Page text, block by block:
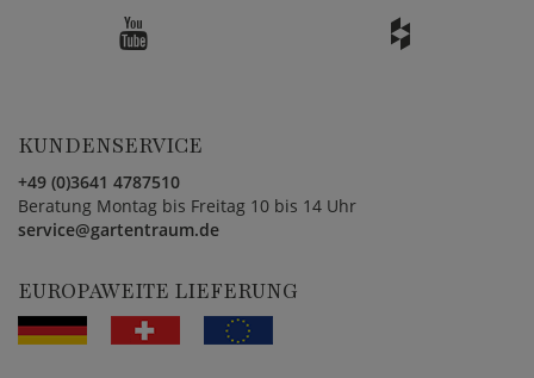
KUNDENSERVICE
+49 (0)3641 4787510
Beratung Montag bis Freitag 10 bis 14 Uhr
service@gartentraum.de
EUROPAWEITE LIEFERUNG